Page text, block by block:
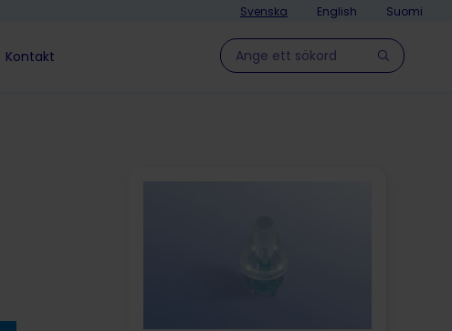
Svenska English Suomi
Kontakt Hae sivulla